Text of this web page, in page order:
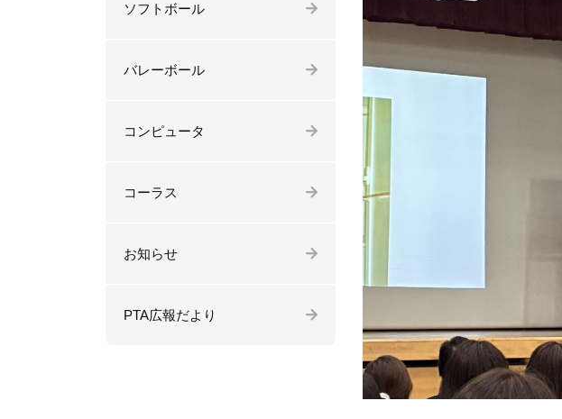
ソフトボール
バレーボール
コンピュータ
コーラス
お知らせ
PTA広報だより